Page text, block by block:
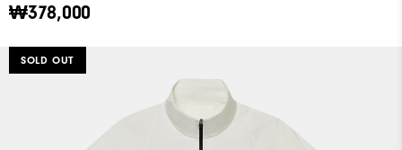
₩378,000
SOLD OUT